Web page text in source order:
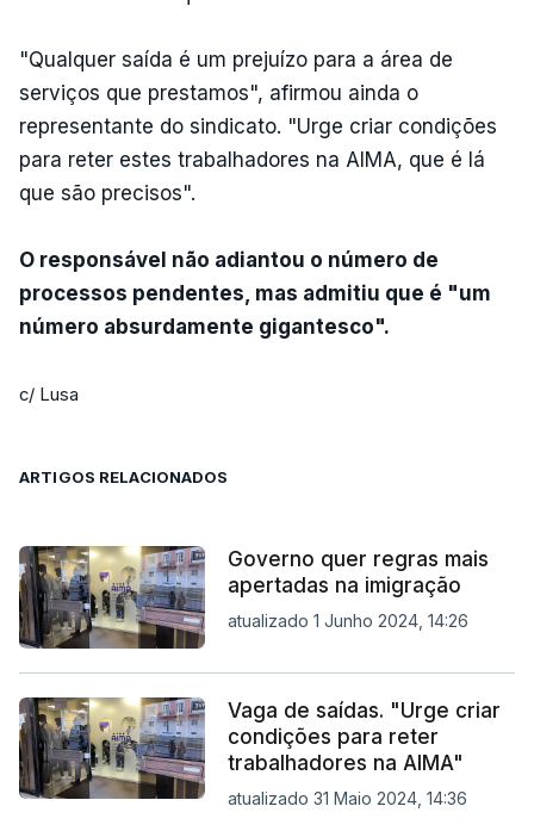
"Qualquer saída é um prejuízo para a área de
serviços que prestamos", afirmou ainda o
representante do sindicato. "Urge criar condições
para reter estes trabalhadores na AIMA, que é lá
que são precisos".
O responsável não adiantou o número de
processos pendentes, mas admitiu que é "um
número absurdamente gigantesco".
c/ Lusa
ARTIGOS RELACIONADOS
Governo quer regras mais
apertadas na imigração
atualizado 1 Junho 2024, 14:26
Vaga de saídas. "Urge criar
condições para reter
trabalhadores na AIMA"
atualizado 31 Maio 2024, 14:36